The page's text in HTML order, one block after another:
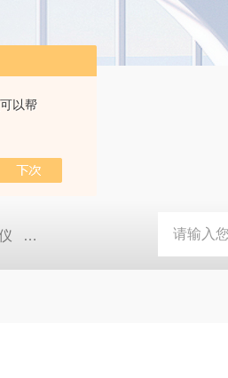
以帮
GDA-FR便携式有毒气体检测仪